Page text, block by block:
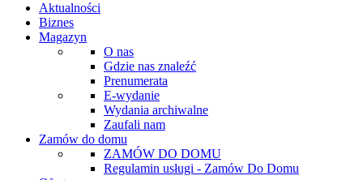
Aktualności
Biznes
Magazyn
O nas
Gdzie nas znaleźć
Prenumerata
E-wydanie
Wydania archiwalne
Zaufali nam
Zamów do domu
ZAMÓW DO DOMU
Regulamin usługi - Zamów Do Domu